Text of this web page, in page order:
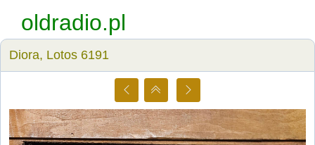
oldradio.pl
Diora, Lotos 6191